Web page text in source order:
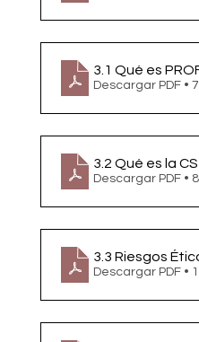
3.1 Qué es
Descargar PDF •
3.2 Qué es la
Descargar PDF •
3.3 Riesgos
Descargar PDF •